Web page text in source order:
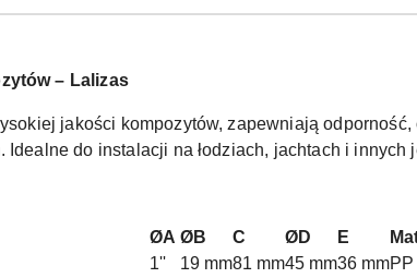
– Lalizas
jakości kompozytów, zapewniają
do instalacji na łodziach, jachtach i innych
ØA ØB C ØD E
1'' 19 mm81 mm45 mm36 mmPP